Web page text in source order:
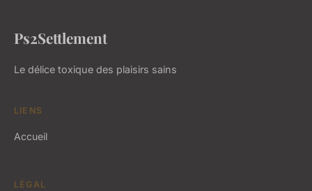
Ps2Settlement
Le délice toxique des plaisirs sains
LIENS
Accueil
LÉGAL